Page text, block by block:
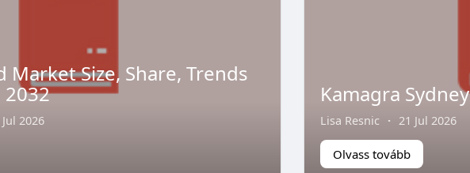
Market Size, Share, Trends
2032
2026
Kamagra Sydney
Lisa Resnic · 21 Jul 2026
Olvass tovább